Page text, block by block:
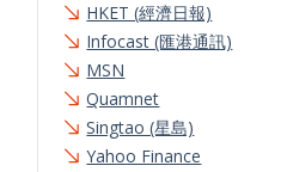
HKET (經濟日報)
Infocast (匯港通訊)
MSN
Quamnet
Singtao (星島)
Yahoo Finance